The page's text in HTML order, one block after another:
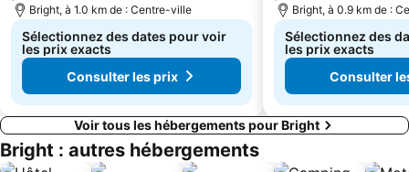
Bright, à 1.0 km de : Centre-ville
Sélectionnez des dates pour voir
les prix exacts
Consulter les prix
Bright, à 0.9 km de :
Sélectionnez des
les prix exacts
Consulter
Voir tous les hébergements pour Bright
Bright : autres hébergements